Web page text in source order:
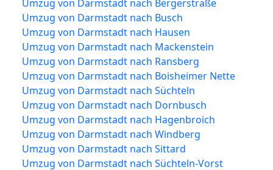
Umzug von Darmstadt nach Bergerstraße
Umzug von Darmstadt nach Busch
Umzug von Darmstadt nach Hausen
Umzug von Darmstadt nach Mackenstein
Umzug von Darmstadt nach Ransberg
Umzug von Darmstadt nach Boisheimer Nette
Umzug von Darmstadt nach Süchteln
Umzug von Darmstadt nach Dornbusch
Umzug von Darmstadt nach Hagenbroich
Umzug von Darmstadt nach Windberg
Umzug von Darmstadt nach Sittard
Umzug von Darmstadt nach Süchteln-Vorst